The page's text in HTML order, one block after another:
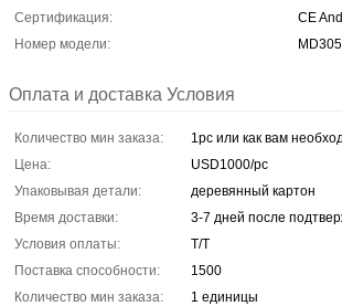
Сертификация:
CE
Номер модели:
Оплата и доставка Условия
Количество мин заказа:
1pc или как вам
Цена:
USD1000/pc
Упаковывая детали:
деревянный картон
Время доставки:
3-7 дней после
Условия оплаты:
T/T
Поставка способности:
1500
Количество мин заказа:
1 единицы